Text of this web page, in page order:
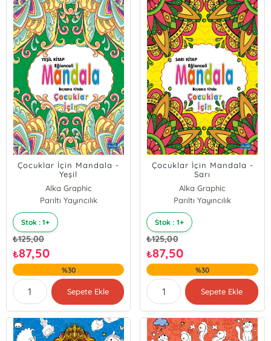
Çocuklar İçin Mandala -
Yeşil
Alka Graphic
Parıltı Yayıncılık
Stok : 1+
₺125,00
₺87,50
%30
Sepete Ekle
Çocuklar İçin Mandala -
Sarı
Alka Graphic
Parıltı Yayıncılık
Stok : 1+
₺125,00
₺87,50
%30
Sepete Ekle